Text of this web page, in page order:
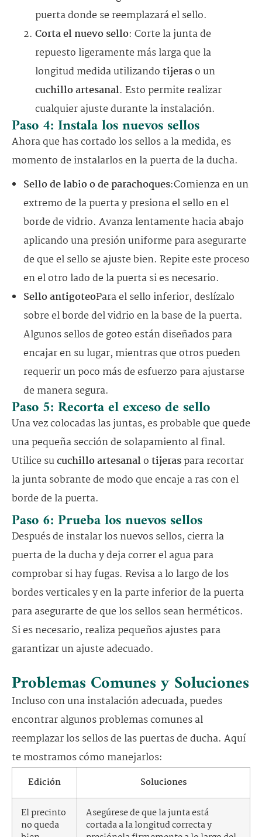
puerta donde se reemplazará el sello.
Corta el nuevo sello: Corte la junta de
repuesto ligeramente más larga que la
longitud medida utilizandotijeraso un
cuchillo artesanal. Esto permite realizar
cualquier ajuste durante la instalación.
Paso 4: Instala los nuevos sellos
Ahora que has cortado los sellos a la medida, es
momento de instalarlos en la puerta de la ducha.
Sello de labio o de parachoques:Comienza en un
extremo de la puerta y presiona el sello en el
borde de vidrio. Avanza lentamente hacia abajo
aplicando una presión uniforme para asegurarte
de que el sello se ajuste bien. Repite este proceso
en el otro lado de la puerta si es necesario.
Sello antigoteoPara el sello inferior, deslízalo
sobre el borde del vidrio en la base de la puerta.
Algunos sellos de goteo están diseñados para
encajar en su lugar, mientras que otros pueden
requerir un poco más de esfuerzo para ajustarse
de manera segura.
Paso 5: Recorta el exceso de sello
Una vez colocadas las juntas, es probable que quede
una pequeña sección de solapamiento al final.
Utilice sucuchillo artesanalotijeraspara recortar
la junta sobrante de modo que encaje a ras con el
borde de la puerta.
Paso 6: Prueba los nuevos sellos
Después de instalar los nuevos sellos, cierra la
puerta de la ducha y deja correr el agua para
comprobar si hay fugas. Revisa a lo largo de los
bordes verticales y en la parte inferior de la puerta
para asegurarte de que los sellos sean herméticos.
Si es necesario, realiza pequeños ajustes para
garantizar un ajuste adecuado.
Problemas Comunes y Soluciones
Incluso con una instalación adecuada, puedes
encontrar algunos problemas comunes al
reemplazar los sellos de las puertas de ducha. Aquí
te mostramos cómo manejarlos:
Edición Soluciones
El precinto
no queda
Asegúrese de que la junta está
cortada a la longitud correcta y